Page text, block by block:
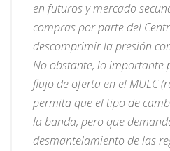
en futuros y mercado
compras por parte del
descomprimir la presión
No obstante, lo importante
flujo de oferta en el MULC
permita que el tipo de
la banda, pero que
desmantelamiento de las